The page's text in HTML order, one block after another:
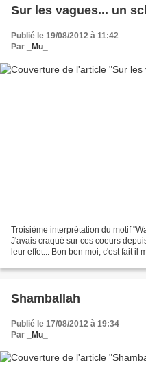
Sur les vagues... un
Publié le 19/08/2012 à 11:42
Par
_Mu_
Troisième interprétation du motif
J'avais craqué sur ces coeurs
leur effet... Bon ben moi, c'est fait il
Shamballah
Publié le 17/08/2012 à 19:34
Par
_Mu_